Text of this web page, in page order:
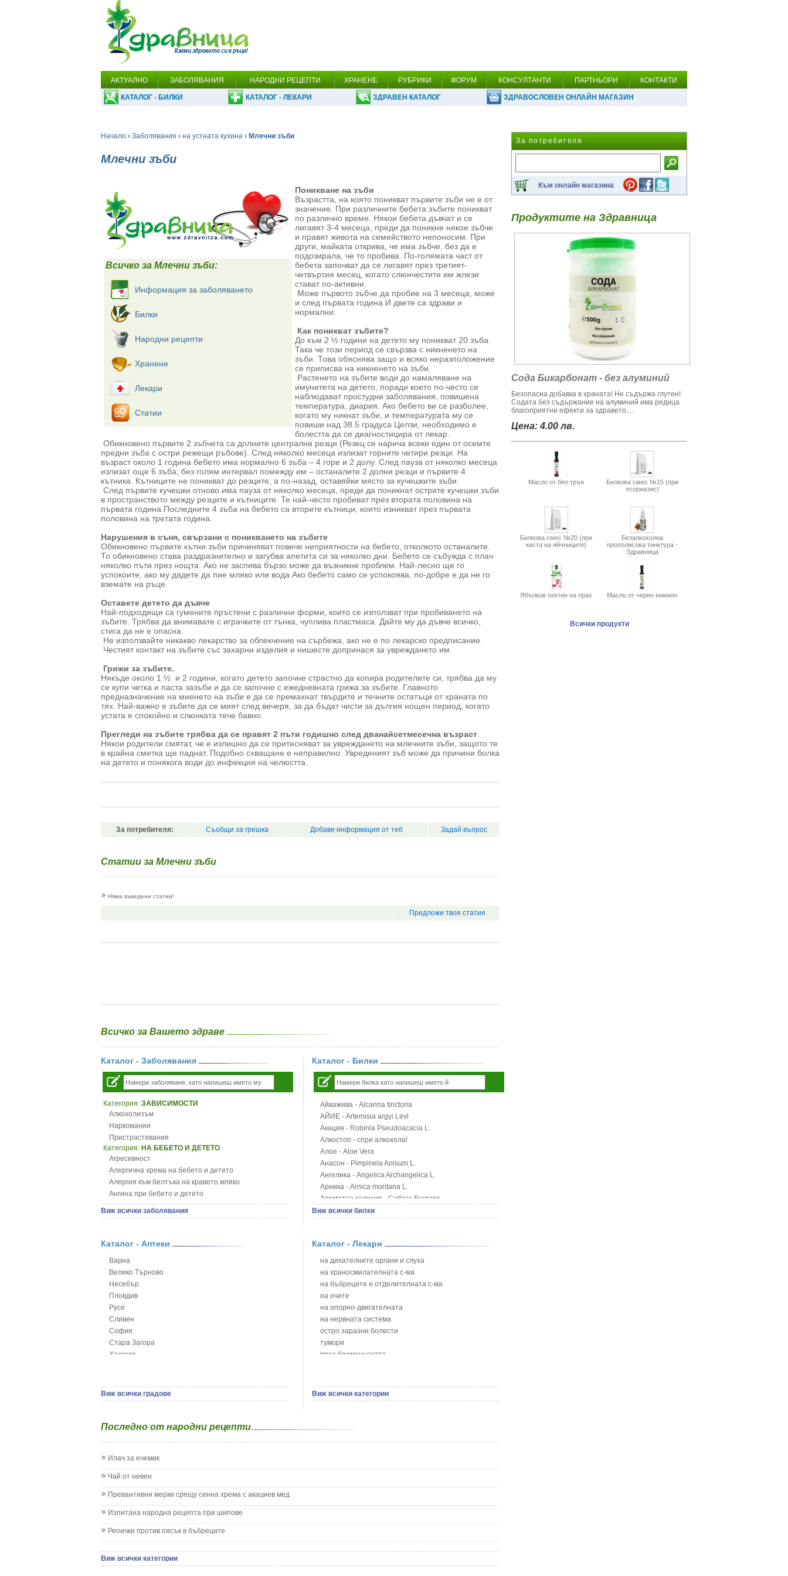
АКТУАЛНО ЗАБОЛЯВАНИЯ НАРОДНИ РЕЦЕПТИ ХРАНЕНЕ РУБРИКИ ФОРУМ КОНСУЛТАНТИ ПАРТНЬОРИ КОНТАКТИ
КАТАЛОГ - БИЛКИ КАТАЛОГ - ЛЕКАРИ ЗДРАВЕН КАТАЛОГ ЗДРАВОСЛОВЕН ОНЛАЙН МАГАЗИН
Начало › Заболявания › на устната кухина › Млечни зъби
Млечни зъби
Всичко за Млечни зъби:
Информация за заболяването
Билки
Народни рецепти
Хранене
Лекари
Статии
Поникване на зъби
Възрастта, на която поникват първите зъби не е от
значение. При различните бебета зъбите поникват
по различно време. Някои бебета дъвчат и се
лигавят 3-4 месеца, преди да поникне някое зъбче
и правят живота на семейството непоносим. При
други, майката открива, че има зъбче, без да е
подозирала, че то пробива. По-голямата част от
бебета започват да се лигавят през третият-
четвъртия месец, когато слюнчестите им жлези
стават по-активни.
Може първото зъбче да пробие на 3 месеца, може
и след първата година.И двете са здрави и
нормални.
Как поникват зъбите?
До към 2 ½ години на детето му поникват 20 зъба.
Така че този период се свързва с никненето на
зъби. Това обяснява защо и всяко неразположение
се приписва на никненето на зъби.
Растенето на зъбите води до намаляване на
имунитета на детето, поради което по-често се
наблюдават простудни заболявания, повишена
температура, диария. Ако бебето ви се разболее,
когато му никнат зъби, и температурата му се
повиши над 38.5 градуса Целзи, необходимо е
болестта да се диагностицира от лекар.
Обикновено първите 2 зъбчета са долните централни резци (Резец се нарича всеки един от осемте
предни зъба с остри режещи ръбове). След няколко месеца излизат горните четири резци. На
възраст около 1 година бебето има нормално 6 зъба – 4 горе и 2 долу. След пауза от няколко месеца
излизат още 6 зъба, без голям интервал помежду им – останалите 2 долни резци и първите 4
кътника. Кътниците не поникват до резците, а по-назад, оставяйки място за кучешките зъби.
След първите кучешки отново има пауза от няколко месеца, преди да поникнат острите кучешки зъби
в пространството между резците и кътниците. Те най-често пробиват през втората половина на
първата година.Последните 4 зъба на бебето са вторите кътници, които изникват през първата
половина на третата година.
Нарушения в съня, свързани с поникването на зъбите
Обикновено първите кътни зъби причиняват повече неприятности на бебето, отколкото останалите.
То обикновено става раздразнително и загубва апетита си за няколко дни. Бебето се събужда с плач
няколко пъти през нощта. Ако не заспива бързо може да възникне проблем. Най-лесно ще го
успокоите, ако му дадете да пие мляко или вода.Ако бебето само се успокоява, по-добре е да не го
вземате на ръце.
Оставете детето да дъвче
Най-подходящи са гумените пръстени с различни форми, които се използват при пробиването на
зъбите. Трябва да внимавате с играчките от тънка, чуплива пластмаса. Дайте му да дъвче всичко,
стига да не е опасна.
Не използвайте никакво лекарство за облекчение на сърбежа, ако не е по лекарско предписание.
Честият контакт на зъбите със захарни изделия и нишесте допринася за увреждането им.
Грижи за зъбите.
Някъде около 1 ½ и 2 години, когато детето започне страстно да копира родителите си, трябва да му
се купи четка и паста зазъби и да се започне с ежедневната грижа за зъбите. Главното
предназначение на миенето на зъби е да се премахнат твърдите и течните остатъци от храната по
тях. Най-важно е зъбите да се мият след вечеря, за да бъдат чисти за дългия нощен период, когато
устата е спокойно и слюнката тече бавно.
Прегледи на зъбите трябва да се правят 2 пъти годишно след дванайсетмесечна възраст
Някои родители смятат, че е излишно да се притесняват за увреждането на млечните зъби, защото те
в крайна сметка ще паднат. Подобно схващане е неправилно. Увреденият зъб може да причини болка
на детето и понякога води до инфекция на челюстта.
За потребителя: Съобщи за грешка Добави информация от теб Задай въпрос
Статии за Млечни зъби
Няма въведени статии!
Предложи твоя статия
Всичко за Вашето здраве
Каталог - Заболявания
Категория: ЗАВИСИМОСТИ
Алкохолизъм
Наркомании
Пристрастявания
Категория: НА БЕБЕТО И ДЕТЕТО
Агресивност
Алергична хрема на бебето и детето
Алергия към белтъка на кравето мляко
Ангина при бебето и детето
Анемия при бебето и детето
Апетит - пълни деца
Безапетитие при бебето и детето
Бронхит и пневмония при деца
Варицела
Висока температура на бебето и детето
Възпаление на ушите на бебето и детето
Глисти
Грижа за пъпа на новороденото
Грип при бебето и детето
Гърч
Детски диабет
Жълтеница
Запек на бебето и детето
Кашлица при бебето и детето
Колики
Менингит
Млечница
Нощно напикаване - енуреза
Виж всички заболявания
Каталог - Билки
Айважива - Alcanna tinctoria
АЙИЕ - Artemisia argyi Levl
Акация - Robinia Pseudoacacia L.
Алкостоп - спри алкохола!
Алое - Aloe Vera
Анасон - Pimpinela Anisum L.
Ангелика - Angelica Archangelica L.
Арника - Arnica montana L.
Ароматна кализия - Callisia Fragans
Арония - Sorbus melanocorpa
Блатен аир - Acorus calamus L.
Блатен тъжник - Spirea ulmaria L.
Блян
Бобови шушулки - Phaseolus Vulgaris L.
Божур - Paeonia Decora
Борови връхчета - Pinus sylvestris
Босилек - Ocimum Basillicum
Брей - Tamus Communis
Брош - Rubia tinctorum L.
Бръшлян - Hedera helix L.
Бял имел - Viscum album L.
Бял оман - Inula Helenium L.
Бяла върба - Salix Аlba
Вратига - Tanacetrum Vulgare
Виж всички билки
Каталог - Аптеки
Варна
Велико Търново
Несебър
Пловдив
Русе
Сливен
София
Стара Загора
Хасково
Виж всички градове
Каталог - Лекари
на дихателните органи и слуха
на храносмилателната с-ма
на бъбреците и отделителната с-ма
на очите
на опорно-двигателната
на нервната система
остро заразни болести
тумори
през бременността
сексуални проблеми
на половите органи
Виж всички категории
Последно от народни рецепти
Илач за ечемик
Чай от невен
Превантивни мерки срещу сенна хрема с акациев мед
Изпитана народна рецепта при шипове
Репички против пясък в бъбреците
Виж всички категории
За потребителя
Към онлайн магазина
Продуктите на Здравница
Сода Бикарбонат - без алуминий
Безопасна добавка в храната! Не съдържа глутен!
Содата без съдържание на алуминий има редица
благоприятни ефекти за здравето....
Цена: 4.00 лв.
Масло от бял трън
Билкова смес №15 (при
псориазис)
Билкова смес №20 (при
киста на яйчниците)
Безалкохолна
прополисова тинктура -
Здравница
Ябълков пектин на прах Масло от черен кимион
Всички продукти